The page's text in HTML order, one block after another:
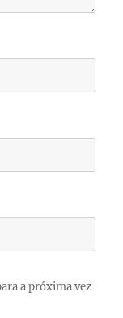
a próxima vez